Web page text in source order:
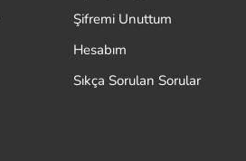
Şifremi Unuttum
Hesabım
Sıkça Sorulan Sorular